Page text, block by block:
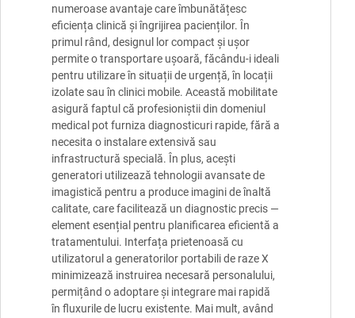
numeroase avantaje care îmbunătățesc
eficiența clinică și îngrijirea pacienților. În
primul rând, designul lor compact și ușor
permite o transportare ușoară, făcându-i ideali
pentru utilizare în situații de urgență, în locații
izolate sau în clinici mobile. Această mobilitate
asigură faptul că profesioniștii din domeniul
medical pot furniza diagnosticuri rapide, fără a
necesita o instalare extensivă sau
infrastructură specială. În plus, acești
generatori utilizează tehnologii avansate de
imagistică pentru a produce imagini de înaltă
calitate, care facilitează un diagnostic precis —
element esențial pentru planificarea eficientă a
tratamentului. Interfața prietenoasă cu
utilizatorul a generatorilor portabili de raze X
minimizează instruirea necesară personalului,
permițând o adoptare și integrare mai rapidă
în fluxurile de lucru existente. Mai mult, având